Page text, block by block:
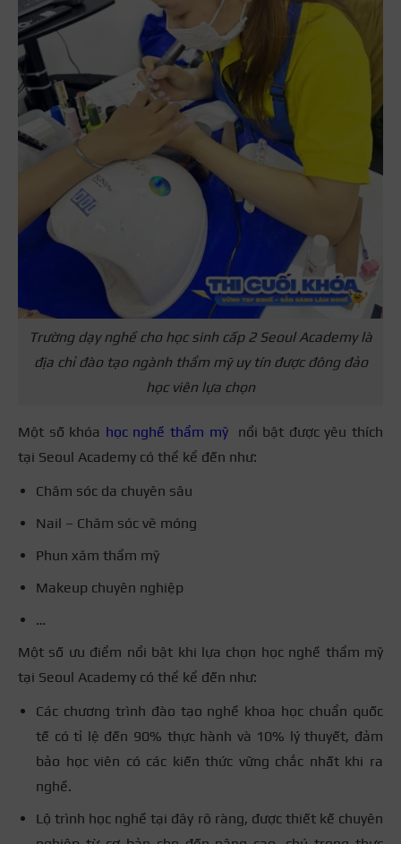
Trường dạy nghề cho học sinh cấp 2 Seoul Academy là
địa chỉ đào tạo ngành thẩm mỹ uy tín được đông đảo
học viên lựa chọn
Một số khóa học nghề thẩm mỹnổi bật được yêu thích
tại Seoul Academy có thể kể đến như:
Chăm sóc da chuyên sâu
Nail – Chăm sóc vẽ móng
Phun xăm thẩm mỹ
Makeup chuyên nghiệp
…
Một số ưu điểm nổi bật khi lựa chọn học nghề thẩm mỹ
tại Seoul Academy có thể kể đến như:
Các chương trình đào tạo nghề khoa học chuẩn quốc
tế có tỉ lệ đến 90% thực hành và 10% lý thuyết, đảm
bảo học viên có các kiến thức vững chắc nhất khi ra
nghề.
Lộ trình học nghề tại đây rõ ràng, được thiết kế chuyên